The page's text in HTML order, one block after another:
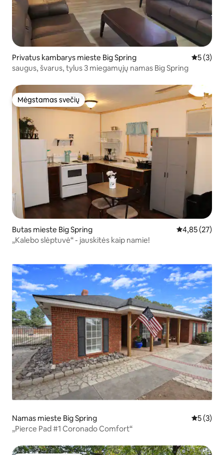
Privatus kambarys mieste Big Spring Vidutinis
5 (3)
saugus, švarus, tylus 3 miegamųjų namas Big Spring
Mėgstamas svečių
Mėgstamas svečių
Butas mieste Big Spring Vidutinis
4,85 (27)
„Kalebo slėptuvė“ - jauskitės kaip namie!
Namas mieste Big Spring Vidutinis
5 (3)
„Pierce Pad #1 Coronado Comfort“